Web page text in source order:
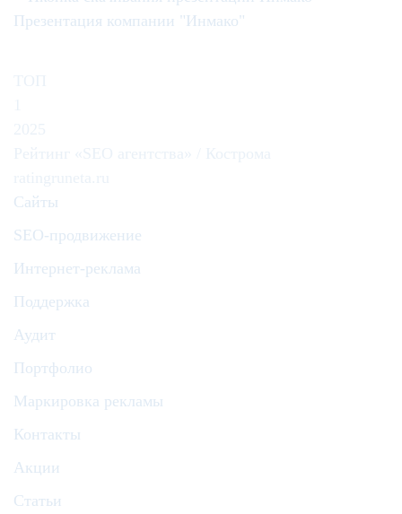
Презентация компании "Инмако"
Сайты
SEO-продвижение
Интернет-реклама
Поддержка
Аудит
Портфолио
Маркировка рекламы
Контакты
Акции
Статьи